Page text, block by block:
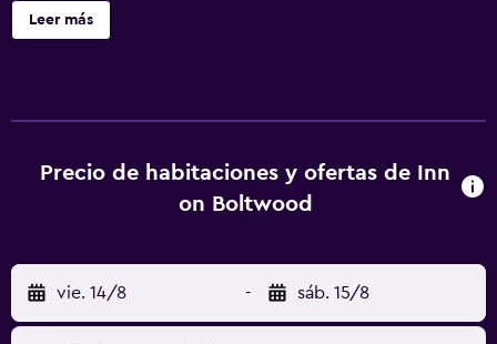
incluyen una terraza en la azotea, café o té en las zonas
comunes y un centro de negocios. Se ofrece un servicio
suscripción. Los baños están equipados con bañera o
ducha y secador de pelo. Los huéspedes pueden navegar
escritorio y teléfono; se ofrecen llamadas locales gratuitas
(pueden existir restricciones). Es posible solicitar juegos
de cama hipoalergénicos y cambio de toallas. Se ofrece
Leer más
Precio de habitaciones y ofertas de Inn
on Boltwood
vie. 14/8 - sáb. 15/8